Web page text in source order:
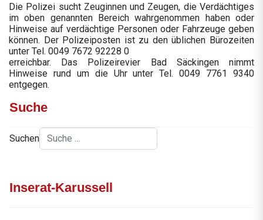
Die Polizei sucht Zeuginnen und Zeugen, die Verdächtiges
im oben genannten Bereich wahrgenommen haben oder
Hinweise auf verdächtige Personen oder Fahrzeuge geben
können. Der Polizeiposten ist zu den üblichen Bürozeiten
unter Tel. 0049 7672 92228 0
erreichbar. Das Polizeirevier Bad Säckingen nimmt
Hinweise rund um die Uhr unter Tel. 0049 7761 9340
entgegen.
Suche
Suchen
Inserat-Karussell